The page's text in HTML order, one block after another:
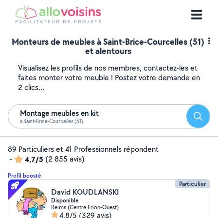
Monteurs de meubles à Saint-Brice-Courcelles (51)
et alentours
Visualisez les profils de nos membres, contactez-les et
faites monter votre meuble ! Postez votre demande en
2 clics...
Montage meubles en kit
à Saint-Brice-Courcelles (51)
89 Particuliers et 41 Professionnels répondent
-
4,7/5 (2 855 avis)
Profil boosté
Particulier
David KOUDLANSKI
Disponible
Reims (Centre Erlon-Ouest)
4,8/5 (329 avis)